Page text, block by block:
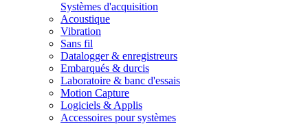
Systèmes d'acquisition
Acoustique
Vibration
Sans fil
Datalogger & enregistreurs
Embarqués & durcis
Laboratoire & banc d'essais
Motion Capture
Logiciels & Applis
Accessoires pour systèmes